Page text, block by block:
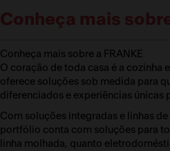
Conheça mais
Conheça mais sobre a FRANKE
O coração de toda casa é a cozinha
oferece soluções sob medida para
diferenciados e experiências únicas
Com soluções integradas e linhas
portfólio conta com soluções para
linha molhada, quanto